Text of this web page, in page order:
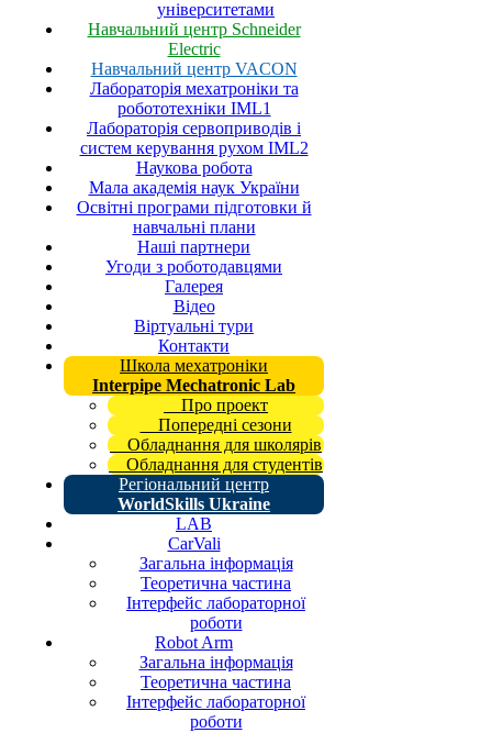
університетами
Навчальний центр Schneider
Electric
Навчальний центр VACON
Лабораторія мехатроніки та
робототехніки IML1
Лабораторія сервоприводів і
систем керування рухом IML2
Наукова робота
Мала академія наук України
Освітні програми підготовки й
навчальні плани
Наші партнери
Угоди з роботодавцями
Галерея
Відео
Віртуальні тури
Контакти
Школа мехатроніки
Interpipe Mechatronic Lab
Про проект
Попередні сезони
Обладнання для школярів
Обладнання для студентів
Регіональний центр
WorldSkills Ukraine
LAB
CarVali
Загальна інформація
Теоретична частина
Інтерфейс лабораторної
роботи
Robot Arm
Загальна інформація
Теоретична частина
Інтерфейс лабораторної
роботи